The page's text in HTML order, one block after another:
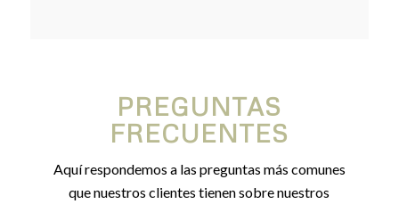
PREGUNTAS
FRECUENTES
Aquí respondemos a las preguntas más comunes
que nuestros clientes tienen sobre nuestros